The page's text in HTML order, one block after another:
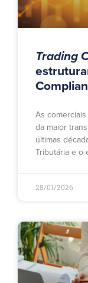
Trading
As
da maior
últimas
Tributária e o
28/01/2026